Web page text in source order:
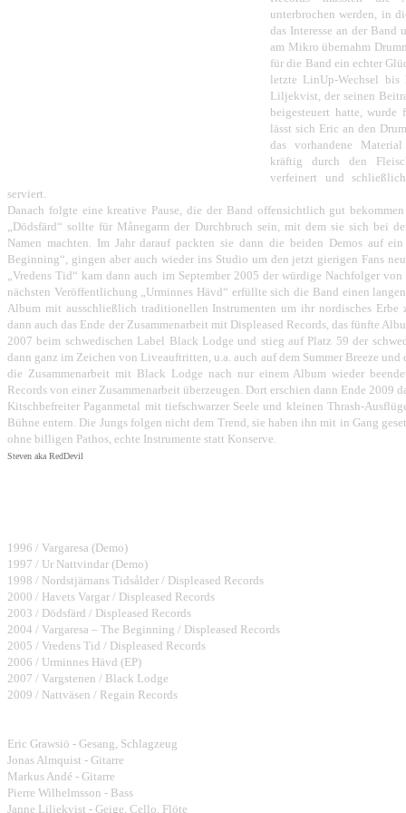
unterbrochen werden, in
das Interesse an der Band
am Mikro übernahm
für die Band ein echter
letzte LinUp-Wechsel
Liljekvist, der seinen
beigesteuert hatte, wurde
lässt sich Eric an den
das vorhandene
kräftig durch den
verfeinert und
serviert.
Danach folgte eine kreative Pause, die der Band offensichtlich gut
„Dödsfärd“ sollte für Månegarm der Durchbruch sein, mit dem sie sich bei
Namen machten. Im Jahr darauf packten sie dann die beiden Demos auf ein
Beginning“, gingen aber auch wieder ins Studio um den jetzt gierigen Fans
„Vredens Tid“ kam dann auch im September 2005 der würdige Nachfolger
nächsten Veröffentlichung „Urminnes Hävd“ erfüllte sich die Band einen
Album mit ausschließlich traditionellen Instrumenten um ihr nordisches Erbe
dann auch das Ende der Zusammenarbeit mit Displeased Records, das fünfte
2007 beim schwedischen Label Black Lodge und stieg auf Platz 59 der
dann ganz im Zeichen von Liveauftritten, u.a. auch auf dem Summer Breeze und
die Zusammenarbeit mit Black Lodge nach nur einem Album wieder
Records von einer Zusammenarbeit überzeugen. Dort erschien dann Ende 2009
Kitschbefreiter Paganmetal mit tiefschwarzer Seele und kleinen Thrash-
Bühne entern. Die Jungs folgen nicht dem Trend, sie haben ihn mit in Gang
ohne billigen Pathos, echte Instrumente statt Konserve.
Steven aka RedDevil
1996 / Vargaresa (Demo)
1997 / Ur Nattvindar (Demo)
1998 / Nordstjärnans Tidsålder / Displeased Records
2000 / Havets Vargar / Displeased Records
2003 / Dödsfärd / Displeased Records
2004 / Vargaresa – The Beginning / Displeased Records
2005 / Vredens Tid / Displeased Records
2006 / Urminnes Hävd (EP)
2007 / Vargstenen / Black Lodge
2009 / Nattväsen / Regain Records
Eric Grawsiö - Gesang, Schlagzeug
Jonas Almquist - Gitarre
Markus Andé - Gitarre
Pierre Wilhelmsson - Bass
Janne Liljekvist - Geige, Cello, Flöte